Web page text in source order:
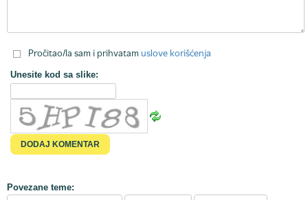
Pročitao/la sam i prihvatam uslove korišćenja
Unesite kod sa slike:
Povezane teme: